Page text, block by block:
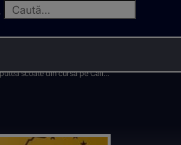
scoate din cursă pe Călin